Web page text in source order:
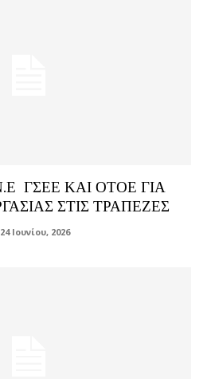
ΓΣΕΕ ΚΑΙ ΟΤΟΕ ΓΙΑ
ΣΤΙΣ ΤΡΑΠΕΖΕΣ
24 Ιουνίου, 2026